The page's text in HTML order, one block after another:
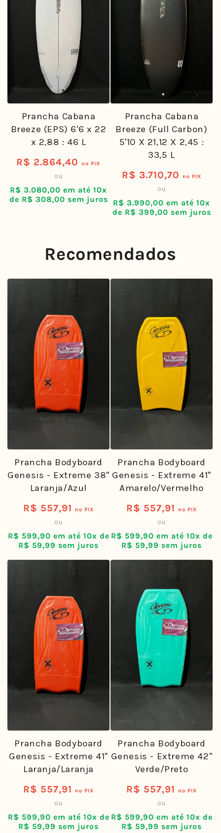
Prancha Cabana
Breeze (EPS) 6'6 x 22
x 2,88 : 46 L
Preço
R$ 2.864,40 no PIX
ou
R$ 3.080,00 em até 10x
de R$ 308,00 sem juros
Prancha Cabana
Breeze (Full Carbon)
5'10 X 21,12 X 2,45 :
33,5 L
Preço
R$ 3.710,70 no PIX
ou
R$ 3.990,00 em até 10x
de R$ 399,00 sem juros
Recomendados
Prancha Bodyboard
Genesis - Extreme 38"
Laranja/Azul
Preço
R$ 557,91 no PIX
ou
R$ 599,90 em até 10x de
R$ 59,99 sem juros
Prancha Bodyboard
Genesis - Extreme 41"
Amarelo/Vermelho
Preço
R$ 557,91 no PIX
ou
R$ 599,90 em até 10x de
R$ 59,99 sem juros
Prancha Bodyboard
Genesis - Extreme 41"
Laranja/Laranja
Preço
R$ 557,91 no PIX
ou
R$ 599,90 em até 10x de
R$ 59,99 sem juros
Prancha Bodyboard
Genesis - Extreme 42"
Verde/Preto
Preço
R$ 557,91 no PIX
ou
R$ 599,90 em até 10x de
R$ 59,99 sem juros